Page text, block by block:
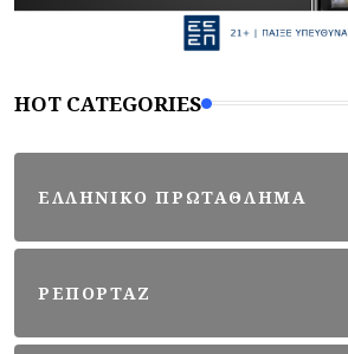
HOT CATEGORIES
ΕΛΛΗΝΙΚΟ ΠΡΩΤΑΘΛΗΜΑ
ΡΕΠΟΡΤΑΖ